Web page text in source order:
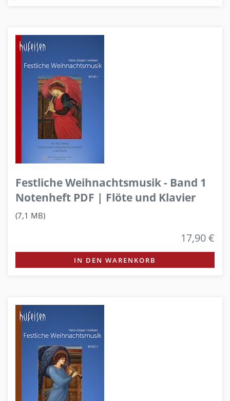
Festliche Weihnachtsmusik - Band 1
Notenheft PDF | Flöte und Klavier
(7,1 MB)
17,90 €
IN DEN WARENKORB